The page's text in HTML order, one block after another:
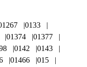
0133
01374
01377
0142
0143
01466
015